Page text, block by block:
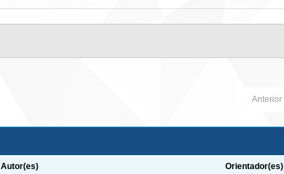
Anterior
Autor(es) Orientador(es)